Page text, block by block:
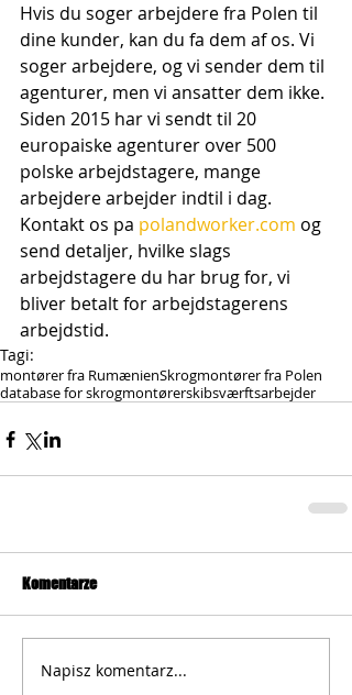
Hvis du soger arbejdere fra Polen til
dine kunder, kan du fa dem af os. Vi
soger arbejdere, og vi sender dem til
agenturer, men vi ansatter dem ikke.
Siden 2015 har vi sendt til 20
europaiske agenturer over 500
polske arbejdstagere, mange
arbejdere arbejder indtil i dag.
Kontakt os pa polandworker.com og
send detaljer, hvilke slags
arbejdstagere du har brug for, vi
bliver betalt for arbejdstagerens
arbejdstid.
Tagi:
montører fra RumænienSkrogmontører fra Polen
database for skrogmontørerskibsværftsarbejder
Komentarze
Napisz komentarz...